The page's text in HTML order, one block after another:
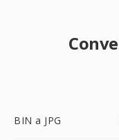
BIN a JPG